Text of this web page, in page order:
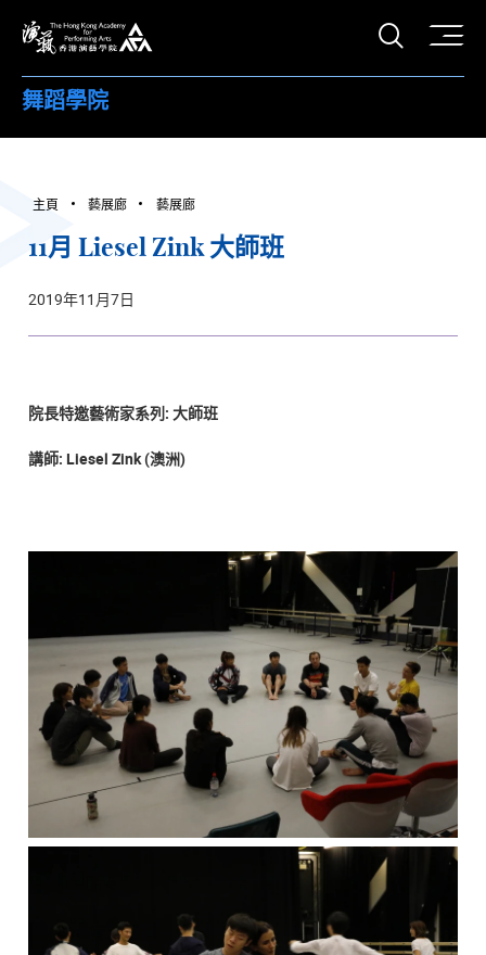
打開
舞蹈學院
主頁 藝展廊 藝展廊
11月 Liesel Zink 大師班
2019年11月7日
院長特邀藝術家系列: 大師班
講師: Liesel Zink (澳洲)